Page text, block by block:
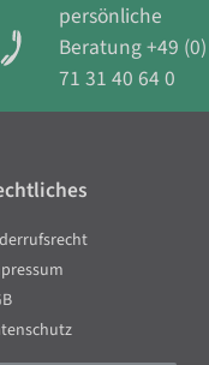
persönliche
Beratung +49 (0)
71 31 40 64 0